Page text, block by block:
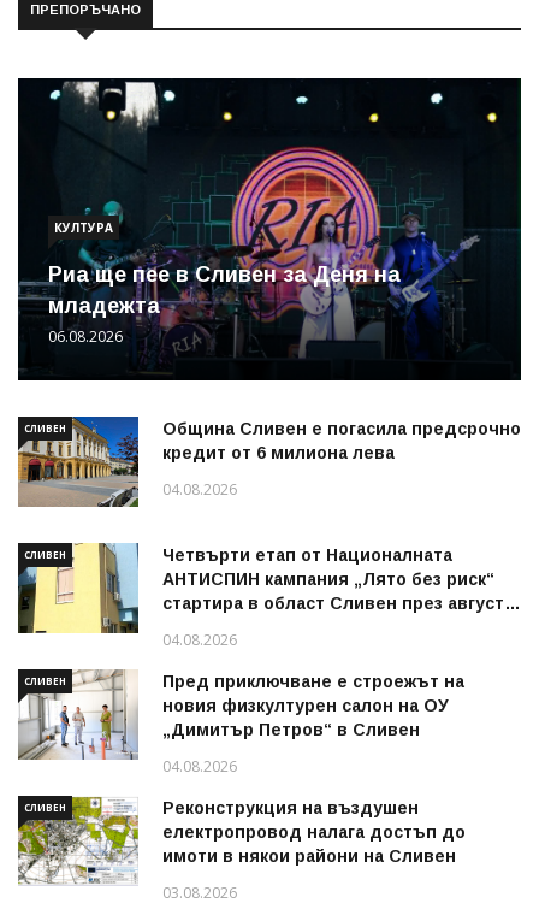
ПРЕПОРЪЧАНО
КУЛТУРА
Риа ще пее в Сливен за Деня на
младежта
06.08.2026
СЛИВЕН
Община Сливен е погасила предсрочно
кредит от 6 милиона лева
04.08.2026
СЛИВЕН
Четвърти етап от Националната
АНТИСПИН кампания „Лято без риск“
стартира в област Сливен през август
04.08.2026
СЛИВЕН
Пред приключване е строежът на
новия физкултурен салон на ОУ
„Димитър Петров“ в Сливен
04.08.2026
СЛИВЕН
Реконструкция на въздушен
електропровод налага достъп до
имоти в някои райони на Сливен
03.08.2026